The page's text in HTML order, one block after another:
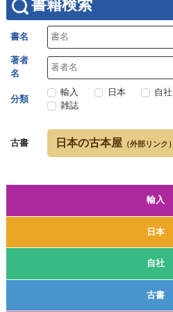
輸入
日本
自社
古書
書籍検索
書名
著者
名
分類
輸入 日本 自社
雑誌
古書 日本の古本屋 （外部リンク）